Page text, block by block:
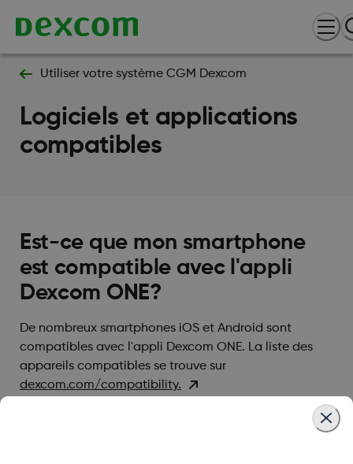
Utiliser votre système CGM Dexcom
Logiciels et applications
compatibles
Est-ce que mon smartphone
est compatible avec l'appli
Dexcom ONE?
De nombreux smartphones iOS et Android sont
compatibles avec l'appli Dexcom ONE. La liste des
appareils compatibles se trouve sur
dexcom.com/compatibility.